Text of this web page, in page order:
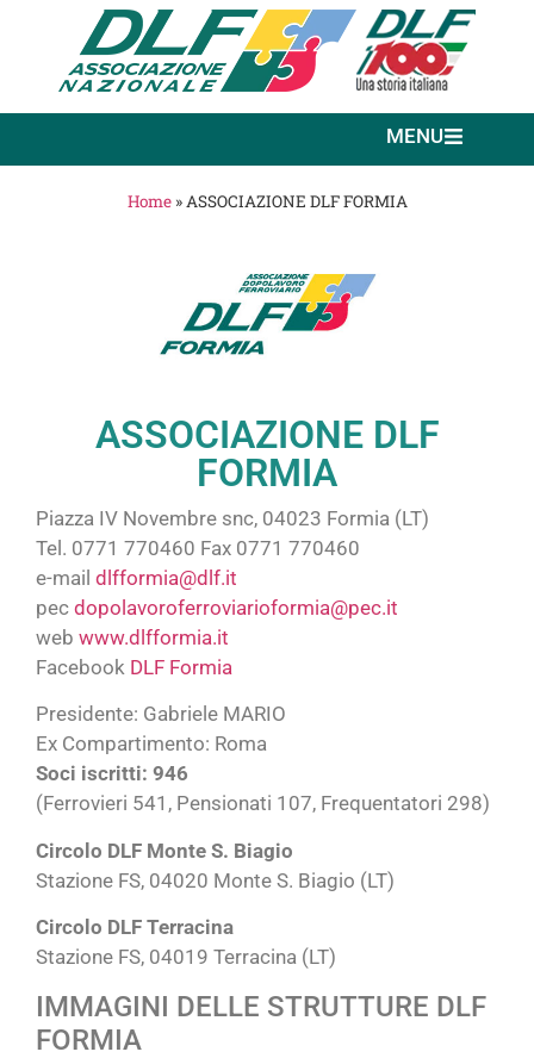
MENU
Home»ASSOCIAZIONE DLF FORMIA
ASSOCIAZIONE DLF
FORMIA
Piazza IV Novembre snc, 04023 Formia (LT)
Tel. 0771 770460 Fax 0771 770460
e-mail dlfformia@dlf.it
pec dopolavoroferroviarioformia@pec.it
web www.dlfformia.it
Facebook DLF Formia
Presidente: Gabriele MARIO
Ex Compartimento: Roma
Soci iscritti: 946
(Ferrovieri 541, Pensionati 107, Frequentatori 298)
Circolo DLF Monte S. Biagio
Stazione FS, 04020 Monte S. Biagio (LT)
Circolo DLF Terracina
Stazione FS, 04019 Terracina (LT)
IMMAGINI DELLE STRUTTURE DLF
FORMIA